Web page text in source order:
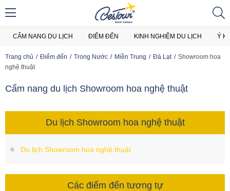
CẨM NANG DU LỊCH ĐIỂM ĐẾN KINH NGHIỆM DU LỊCH Ý
Trang chủ Điểm đến Trong Nước Miền Trung Đà Lạt
Showroom hoa
nghệ thuật
Cẩm nang du lịch Showroom hoa nghệ thuật
Du lịch Showroom hoa nghệ thuật
Du lịch Showroom hoa nghệ thuật
Các điểm đến tương tự